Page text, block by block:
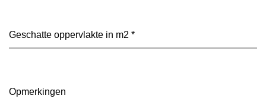
Opmerkingen